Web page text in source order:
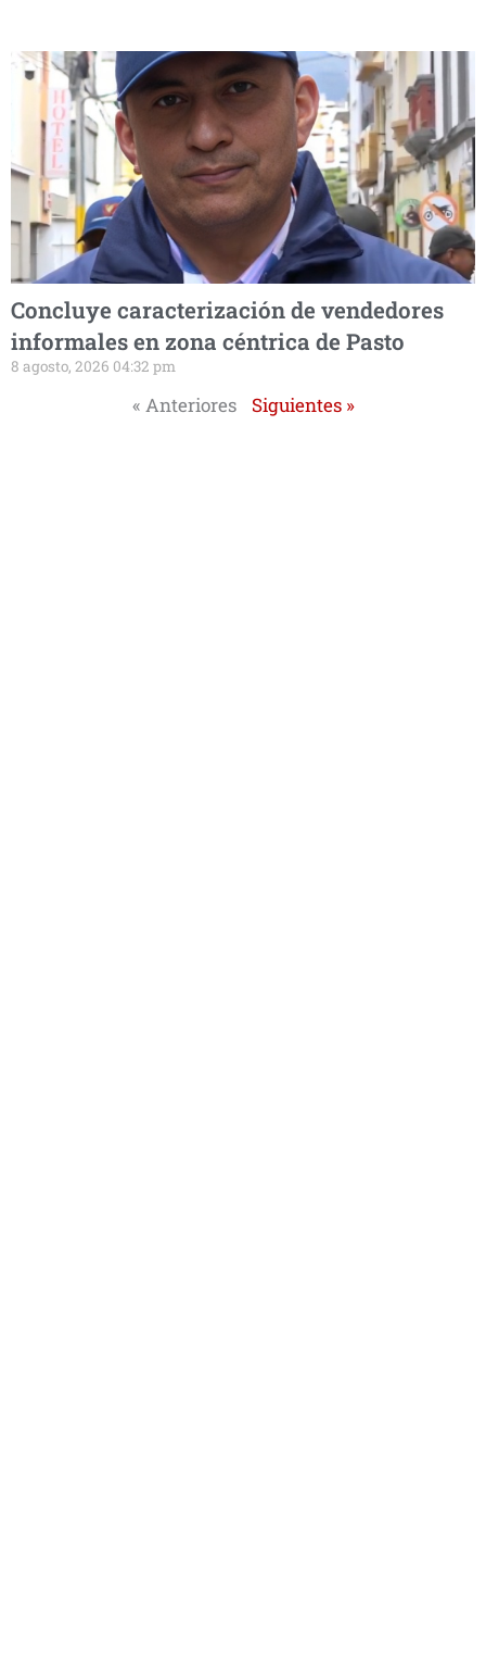
Concluye caracterización de vendedores
informales en zona céntrica de Pasto
8 agosto, 2026 04:32 pm
« Anteriores Siguientes »